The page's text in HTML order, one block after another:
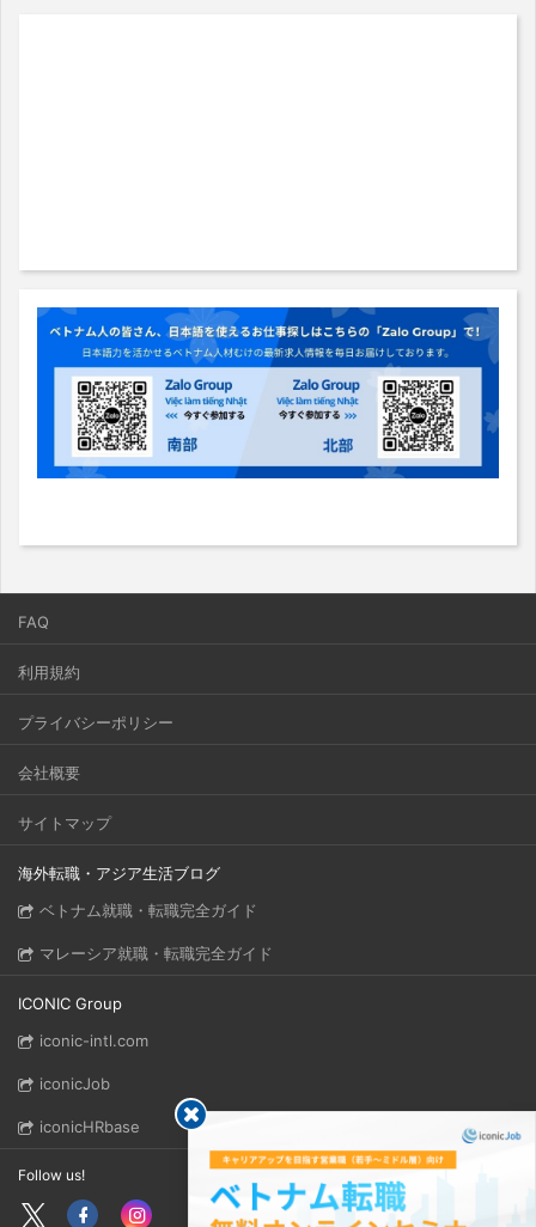
FAQ
利用規約
プライバシーポリシー
会社概要
サイトマップ
海外転職・アジア生活ブログ
ベトナム就職・転職完全ガイド
マレーシア就職・転職完全ガイド
ICONIC Group
iconic-intl.com
iconicJob
iconicHRbase
Follow us!